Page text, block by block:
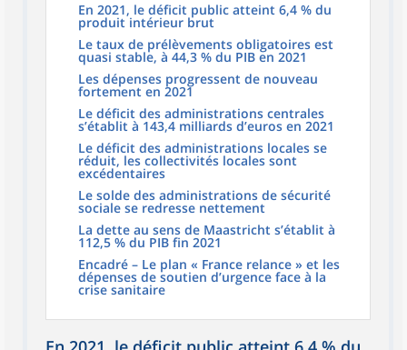
En 2021, le déficit public atteint 6,4 % du
produit intérieur brut
Le taux de prélèvements obligatoires est
quasi stable, à 44,3 % du PIB en 2021
Les dépenses progressent de nouveau
fortement en 2021
Le déficit des administrations centrales
s’établit à 143,4 milliards d’euros en 2021
Le déficit des administrations locales se
réduit, les collectivités locales sont
excédentaires
Le solde des administrations de sécurité
sociale se redresse nettement
La dette au sens de Maastricht s’établit à
112,5 % du PIB fin 2021
Encadré – Le plan « France relance » et les
dépenses de soutien d’urgence face à la
crise sanitaire